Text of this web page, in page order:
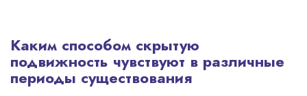
Каким способом скрытую
подвижность чувствуют в различные
периоды существования